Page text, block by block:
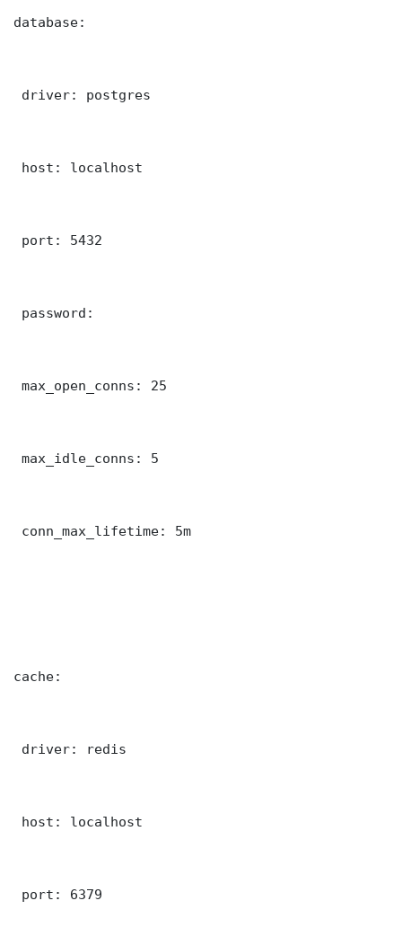
database:
driver: postgres
host: localhost
port: 5432
password:
max_open_conns: 25
max_idle_conns: 5
conn_max_lifetime: 5m
cache:
driver: redis
host: localhost
port: 6379